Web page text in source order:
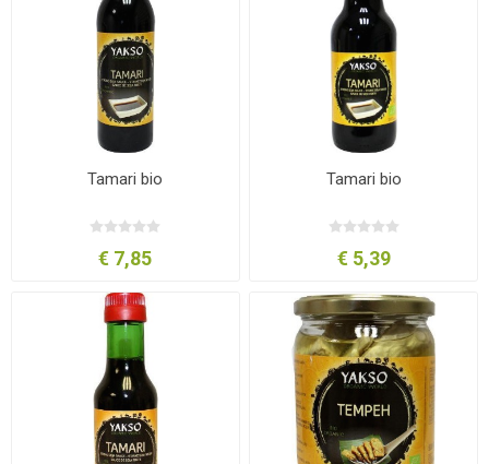
Tamari bio
€ 7,85
Tamari bio
€ 5,39